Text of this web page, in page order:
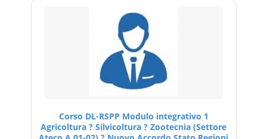
Corso DL-RSPP Modulo integrativo 1
Agricoltura ? Silvicoltura ? Zootecnia (Settore